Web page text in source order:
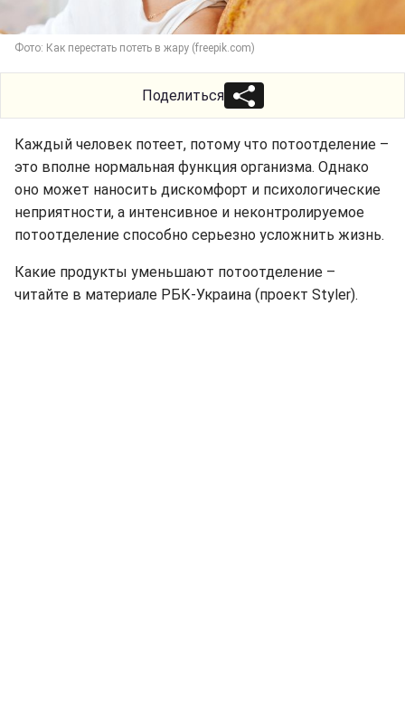
Фото: Как перестать потеть в жару (freepik.com)
Поделиться
Каждый человек потеет, потому что потоотделение –
это вполне нормальная функция организма. Однако
оно может наносить дискомфорт и психологические
неприятности, а интенсивное и неконтролируемое
потоотделение способно серьезно усложнить жизнь.
Какие продукты уменьшают потоотделение –
читайте в материале РБК-Украина (проект Styler).